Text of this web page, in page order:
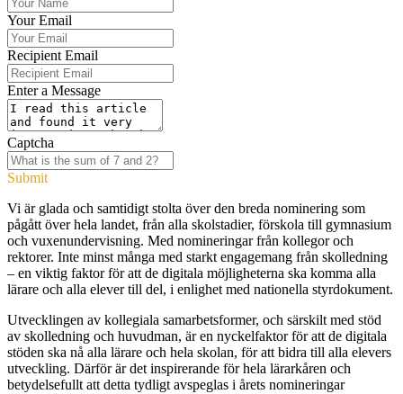
Your Email
Recipient Email
Enter a Message
Captcha
Submit
Vi är glada och samtidigt stolta över den breda nominering som
pågått över hela landet, från alla skolstadier, förskola till gymnasium
och vuxenundervisning. Med nomineringar från kollegor och
rektorer. Inte minst många med starkt engagemang från skolledning
– en viktig faktor för att de digitala möjligheterna ska komma alla
lärare och alla elever till del, i enlighet med nationella styrdokument.
Utvecklingen av kollegiala samarbetsformer, och särskilt med stöd
av skolledning och huvudman, är en nyckelfaktor för att de digitala
stöden ska nå alla lärare och hela skolan, för att bidra till alla elevers
utveckling. Därför är det inspirerande för hela lärarkåren och
betydelsefullt att detta tydligt avspeglas i årets nomineringar